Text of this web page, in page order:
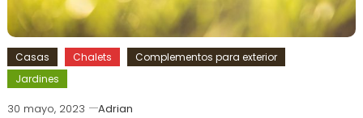
Casas Chalets
Complementos para exterior
Jardines
30 mayo, 2023
Adrian